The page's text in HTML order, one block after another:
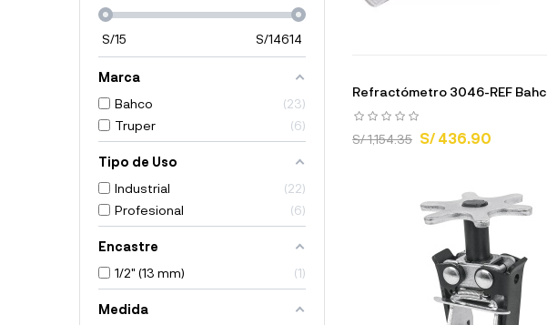
S/15 S/14614
Marca
Bahco
23
Truper
6
Tipo de Uso
Industrial
22
Profesional
6
Encastre
1/2" (13 mm)
1
Medida
Refractómetro 3046-REF
S/ 1,154.35 S/ 436.90